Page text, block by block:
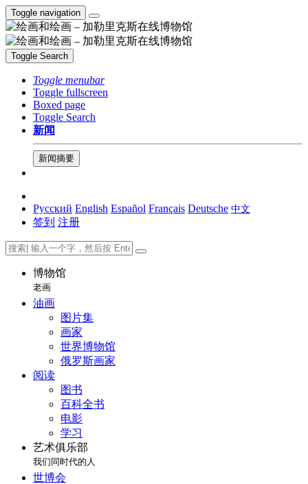
Toggle navigation
Toggle Search
Toggle menubar
Toggle fullscreen
Boxed page
Toggle Search
新闻
新闻摘要
Русский English Español Français Deutsche 中文
签到 注册
博物馆
老画
油画
图片集
画家
世界博物馆
俄罗斯画家
阅读
图书
百科全书
电影
学习
艺术俱乐部
我们同时代的人
世博会